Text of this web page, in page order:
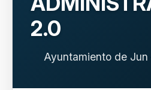
2.0
Ayuntamiento de Jun